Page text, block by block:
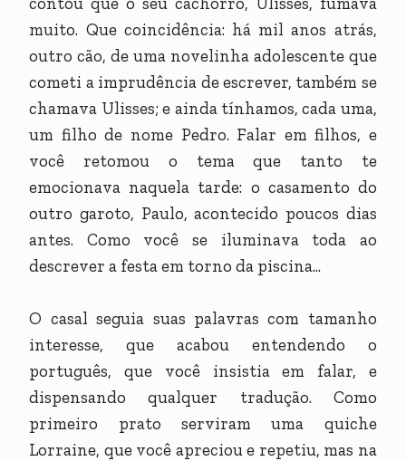
muito. Que coincidência: há mil anos atrás,
outro cão, de uma novelinha adolescente que
cometi a imprudência de escrever, também se
chamava Ulisses; e ainda tínhamos, cada uma,
um filho de nome Pedro. Falar em filhos, e
você retomou o tema que tanto te
emocionava naquela tarde: o casamento do
outro garoto, Paulo, acontecido poucos dias
antes. Como você se iluminava toda ao
descrever a festa em torno da piscina...
O casal seguia suas palavras com tamanho
interesse, que acabou entendendo o
português, que você insistia em falar, e
dispensando qualquer tradução. Como
primeiro prato serviram uma quiche
Lorraine, que você apreciou e repetiu, mas na